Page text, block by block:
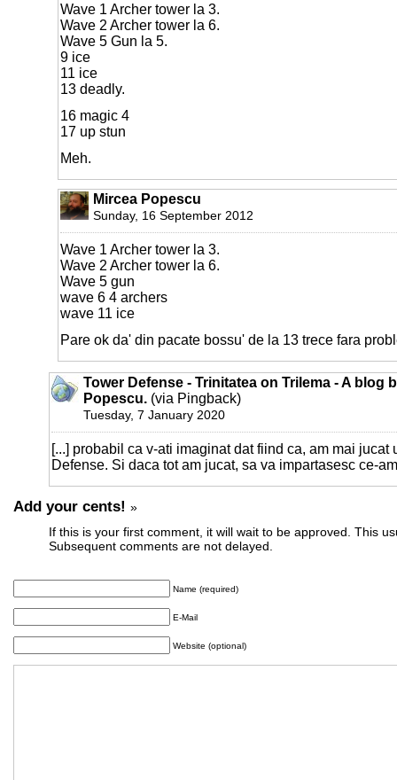
Wave 1 Archer tower la 3.
Wave 2 Archer tower la 6.
Wave 5 Gun la 5.
9 ice
11 ice
13 deadly.
16 magic 4
17 up stun
Meh.
Mircea Popescu
Sunday, 16 September 2012
Wave 1 Archer tower la 3.
Wave 2 Archer tower la 6.
Wave 5 gun
wave 6 4 archers
wave 11 ice
Pare ok da' din pacate bossu' de la 13 trece fara
Tower Defense - Trinitatea on Trilema - A blog
Popescu. (via Pingback)
Tuesday, 7 January 2020
[...] probabil ca v-ati imaginat dat fiind ca, am mai jucat
Defense. Si daca tot am jucat, sa va impartasesc ce-
Add your cents! »
If this is your first comment, it will wait to be approved. This
Subsequent comments are not delayed.
Name (required)
E-Mail
Website (optional)